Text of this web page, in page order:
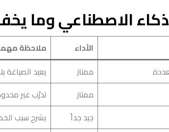
الاصطناعي وما
الأداء
ملاحظة
ممتاز
يعيد الصياغة
ممتاز
تدرّب غير
جيد جداً
يشرح سبب